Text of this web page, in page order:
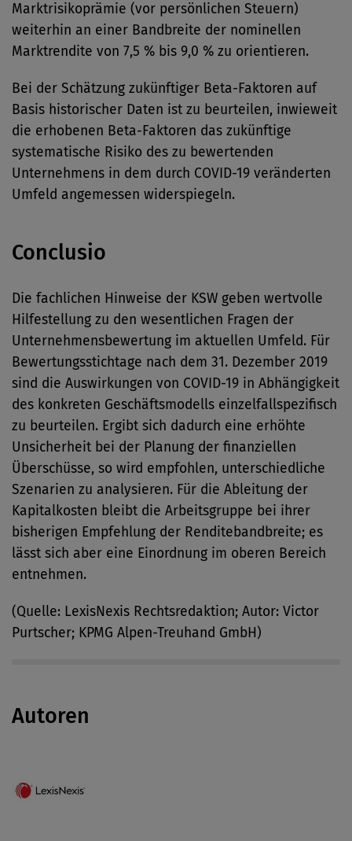
Marktrisikoprämie (vor persönlichen Steuern)
weiterhin an einer Bandbreite der nominellen
Marktrendite von 7,5 % bis 9,0 % zu orientieren.
Bei der Schätzung zukünftiger Beta-Faktoren auf
Basis historischer Daten ist zu beurteilen, inwieweit
die erhobenen Beta-Faktoren das zukünftige
systematische Risiko des zu bewertenden
Unternehmens in dem durch COVID-19 veränderten
Umfeld angemessen widerspiegeln.
Conclusio
Die fachlichen Hinweise der KSW geben wertvolle
Hilfestellung zu den wesentlichen Fragen der
Unternehmensbewertung im aktuellen Umfeld. Für
Bewertungsstichtage nach dem 31. Dezember 2019
sind die Auswirkungen von COVID-19 in Abhängigkeit
des konkreten Geschäftsmodells einzelfallspezifisch
zu beurteilen. Ergibt sich dadurch eine erhöhte
Unsicherheit bei der Planung der finanziellen
Überschüsse, so wird empfohlen, unterschiedliche
Szenarien zu analysieren. Für die Ableitung der
Kapitalkosten bleibt die Arbeitsgruppe bei ihrer
bisherigen Empfehlung der Renditebandbreite; es
lässt sich aber eine Einordnung im oberen Bereich
entnehmen.
(Quelle: LexisNexis Rechtsredaktion; Autor: Victor
Purtscher; KPMG Alpen-Treuhand GmbH)
Autoren